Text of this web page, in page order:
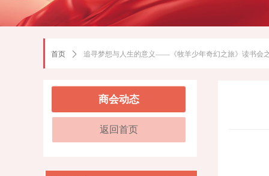
首页 ꄲ 追寻梦想与人生的意义——《牧羊少年奇幻之旅》读书会
商会动态
返回首页